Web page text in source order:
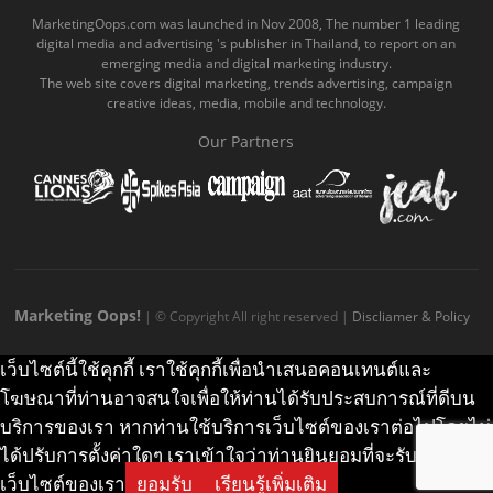
o
o
k
c
o
b
e
.
o
m
e
g
r
a
.
k
.
c
m
MarketingOops.com was launched in Nov 2008, The number 1 leading
digital media and advertising 's publisher in Thailand, to report on an
emerging media and digital marketing industry.
The web site covers digital marketing, trends advertising, campaign
creative ideas, media, mobile and technology.
Our Partners
Marketing Oops! | © Copyright All right reserved | Discliamer & Policy
เว็บไซต์นี้ใช้คุกกี้ เราใช้คุกกี้เพื่อนำเสนอคอนเทนต์และ
โฆษณาที่ท่านอาจสนใจเพื่อให้ท่านได้รับประสบการณ์ที่ดีบน
บริการของเรา หากท่านใช้บริการเว็บไซต์ของเราต่อไปโดยไม่
ได้ปรับการตั้งค่าใดๆ เราเข้าใจว่าท่านยินยอมที่จะรับคุกกี้บน
เว็บไซต์ของเรา ยอมรับ เรียนรู้เพิ่มเติม